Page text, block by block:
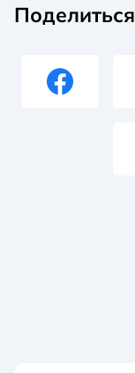
Поделиться